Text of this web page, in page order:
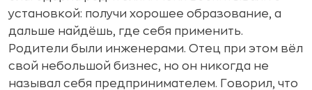
установкой: получи хорошее образование, а
дальше найдёшь, где себя применить.
Родители были инженерами. Отец при этом вёл
свой небольшой бизнес, но он никогда не
называл себя предпринимателем. Говорил, что